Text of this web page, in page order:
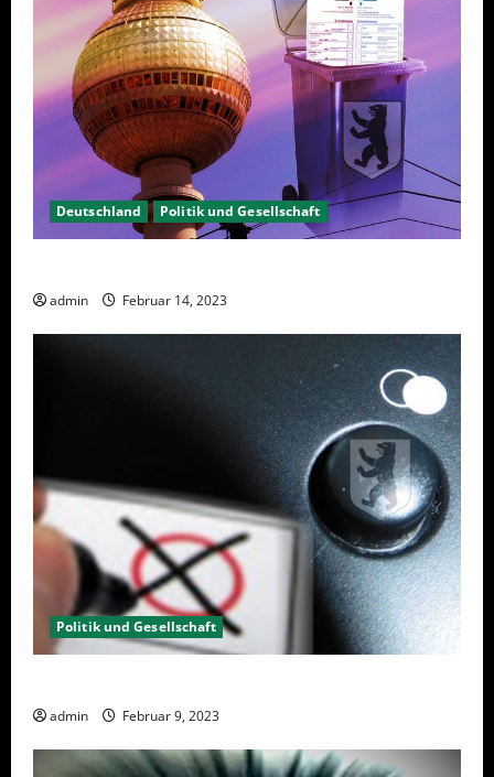
Deutschland Politik und Gesellschaft
admin Februar 14, 2023
Politik und Gesellschaft
admin Februar 9, 2023